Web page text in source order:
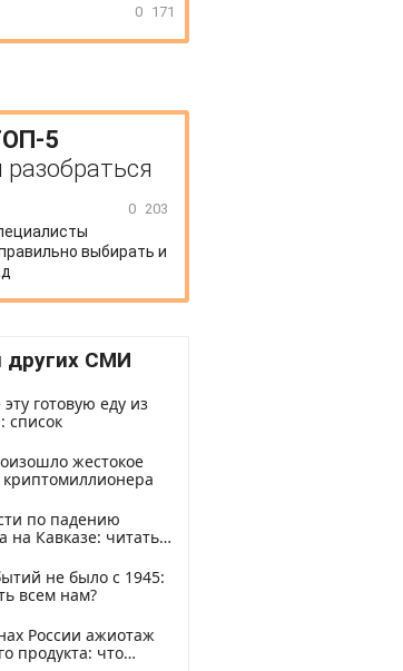
0 171
5
0 203
выбирать и
других СМИ
готовую еду из
список
жестокое
криптомиллионера
по падению
на Кавказе: читать
не было с 1945:
всем нам?
России ажиотаж
продукта: что